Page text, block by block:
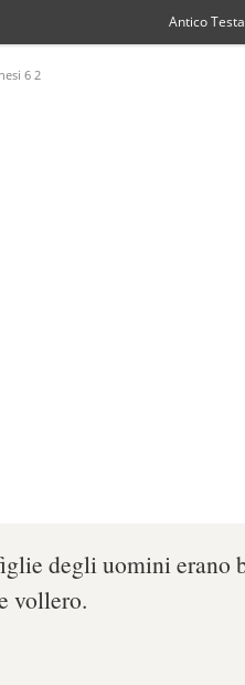
Antico
6 2
degli uomini erano
vollero.